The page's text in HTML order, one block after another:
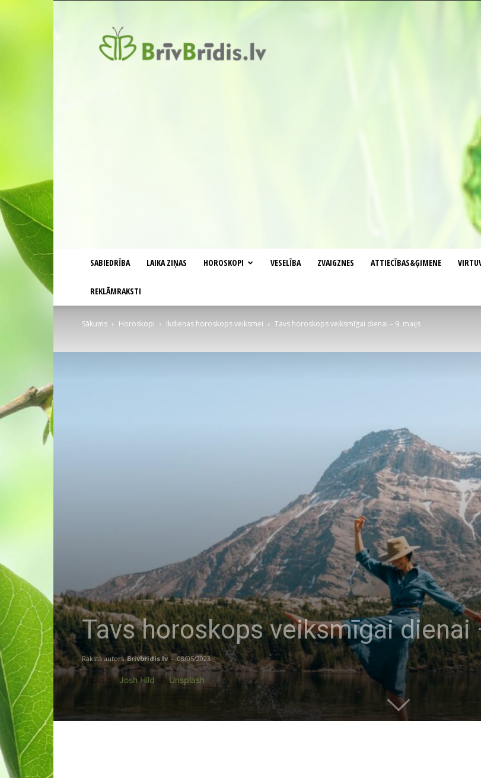
SABIEDRĪBA LAIKA ZIŅAS HOROSKOPI VESELĪBA ZVAIGZNES ATTIECĪBAS&ĢIMENE
REKLĀMRAKSTI
Sākums Horoskopi Ikdienas horoskops veiksmei Tavs horoskops veiksmīgai dienai – 9. maijs
Tavs horoskops veiksmīgai
Raksta autors Brivbridis.lv - 08/05/2023
Photo byJosh Hild onUnsplash